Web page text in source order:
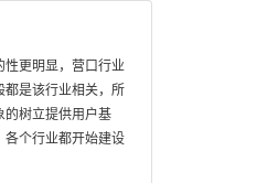
性更明显，营口行业
都是该行业相关，所
的树立提供用户基
各个行业都开始建设